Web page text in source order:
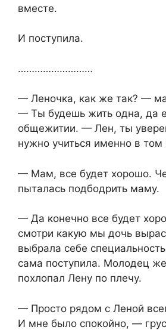
вместе.
И поступила.
………………………
— Леночка, как же так? —
— Ты будешь жить одна, да
общежитии. — Лен, ты
нужно учиться именно в
— Мам, все будет хорошо.
пыталась подбодрить маму.
— Да конечно все будет
смотри какую мы дочь
выбрала себе специальность
сама поступила. Молодец
похлопал Лену по плечу.
— Просто рядом с Леной
И мне было спокойно, —